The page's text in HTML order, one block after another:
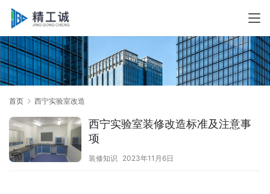
首页 西宁实验室改造
西宁实验室装修改造标准及注意事
项
装修知识 2023年11月6日